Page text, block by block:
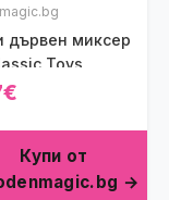
дървен миксер
Toys
Купи от
→